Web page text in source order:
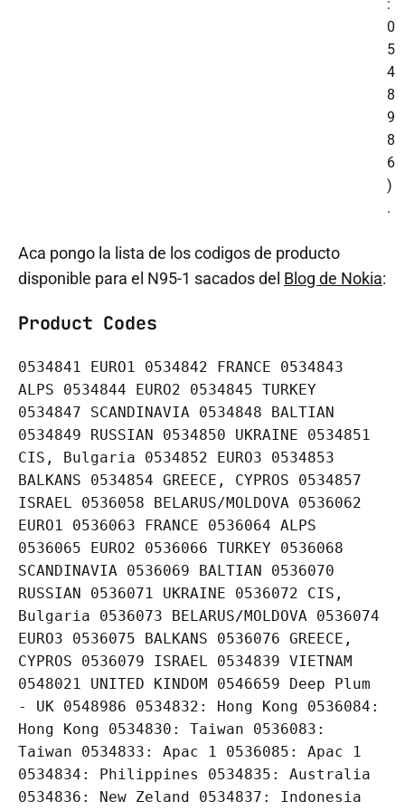
:
0
5
4
8
9
8
6
)
.
Aca pongo la lista de los codigos de producto
disponible para el N95-1 sacados del Blog de Nokia:
Product Codes
0534841 EURO1 0534842 FRANCE 0534843
ALPS 0534844 EURO2 0534845 TURKEY
0534847 SCANDINAVIA 0534848 BALTIAN
0534849 RUSSIAN 0534850 UKRAINE 0534851
CIS, Bulgaria 0534852 EURO3 0534853
BALKANS 0534854 GREECE, CYPROS 0534857
ISRAEL 0536058 BELARUS/MOLDOVA 0536062
EURO1 0536063 FRANCE 0536064 ALPS
0536065 EURO2 0536066 TURKEY 0536068
SCANDINAVIA 0536069 BALTIAN 0536070
RUSSIAN 0536071 UKRAINE 0536072 CIS,
Bulgaria 0536073 BELARUS/MOLDOVA 0536074
EURO3 0536075 BALKANS 0536076 GREECE,
CYPROS 0536079 ISRAEL 0534839 VIETNAM
0548021 UNITED KINDOM 0546659 Deep Plum
- UK 0548986 0534832: Hong Kong 0536084:
Hong Kong 0534830: Taiwan 0536083:
Taiwan 0534833: Apac 1 0536085: Apac 1
0534834: Philippines 0534835: Australia
0534836: New Zeland 0534837: Indonesia